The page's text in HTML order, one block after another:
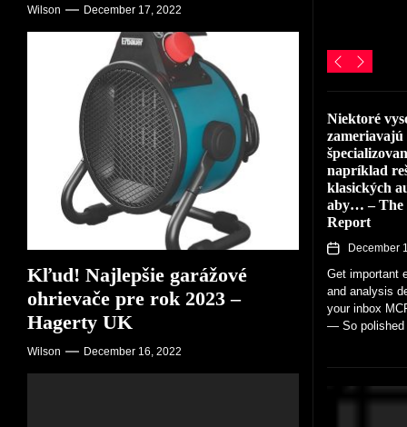
Niektoré
zameriavajú
napríklad
klasických
aby… – The
Report
December
Get important
and analysis
your inbox
— So polished
Wilson December 17, 2022
Kľud! Najlepšie garážové
ohrievače pre rok 2023 –
Hagerty UK
Wilson December 16, 2022